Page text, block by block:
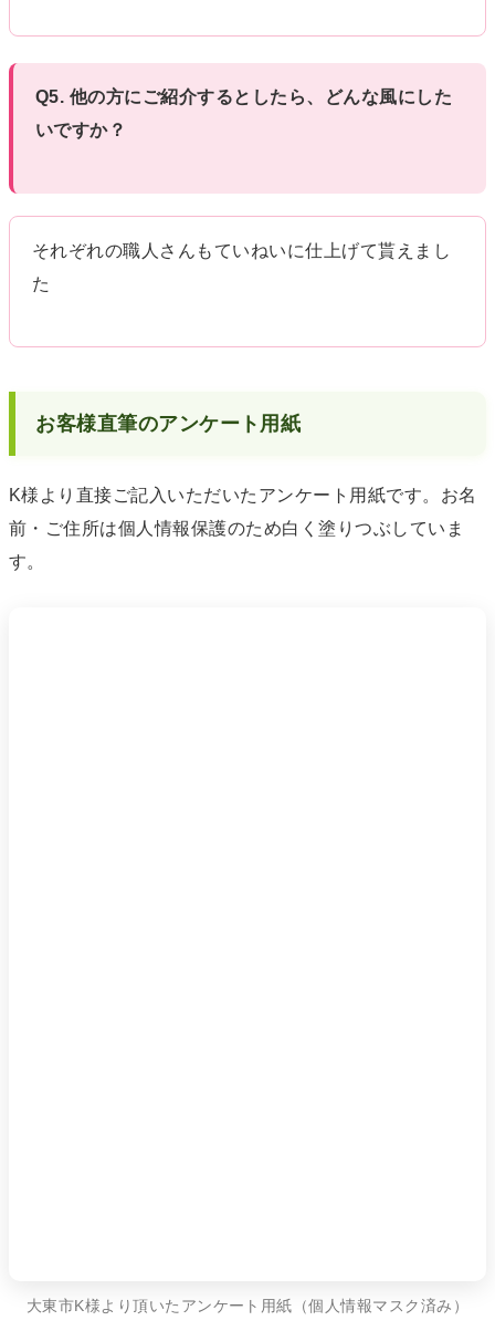
Q5. 他の方にご紹介するとしたら、どんな風にした
いですか？
それぞれの職人さんもていねいに仕上げて貰えまし
た
お客様直筆のアンケート用紙
K様より直接ご記入いただいたアンケート用紙です。お名
前・ご住所は個人情報保護のため白く塗りつぶしていま
す。
大東市K様より頂いたアンケート用紙（個人情報マスク済み）